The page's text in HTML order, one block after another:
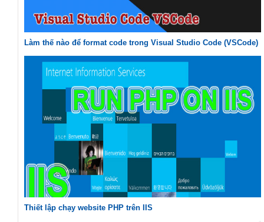
Làm thế nào để format code trong Visual Studio Code (VSCode)
Thiết lập chạy website PHP trên IIS